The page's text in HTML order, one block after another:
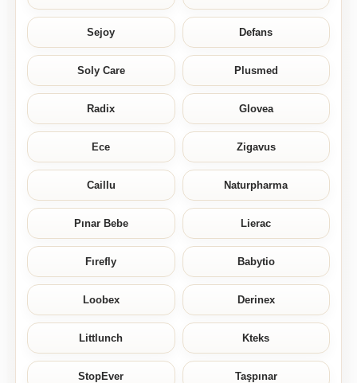
Sejoy Defans
Soly Care Plusmed
Radix Glovea
Ece Zigavus
Caillu Naturpharma
Pınar Bebe Lierac
Fırefly Babytio
Loobex Derinex
Littlunch Kteks
StopEver Taşpınar